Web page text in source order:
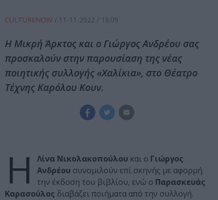
CULTURENOW / 11-11-2022 / 16:09
Η Μικρή Άρκτος και ο Γιώργος Ανδρέου σας
προσκαλούν στην παρουσίαση της νέας
ποιητικής συλλογής «Χαλίκια», στο Θέατρο
Τέχνης Καρόλου Κουν.
Η Λίνα Νικολακοπούλου και ο Γιώργος
Ανδρέου συνομιλούν επί σκηνής με αφορμή
την έκδοση του βιβλίου, ενώ ο Παρασκευάς
Καρασούλος διαβάζει ποιήματα από την συλλογή.